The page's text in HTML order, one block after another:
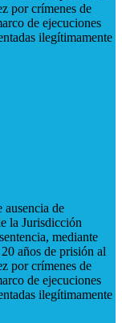
por crímenes de
de ejecuciones
ilegítimamente
ausencia de
la Jurisdicción
mediante
años de prisión al
por crímenes de
de ejecuciones
ilegítimamente